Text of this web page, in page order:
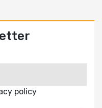
policy